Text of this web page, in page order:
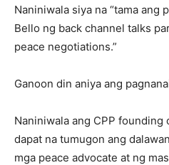
Naniniwala siya na “tama ang
Bello ng back channel talks
peace negotiations.”
Ganoon din aniya ang
Naniniwala ang CPP founding
dapat na tumugon ang
mga peace advocate at ng